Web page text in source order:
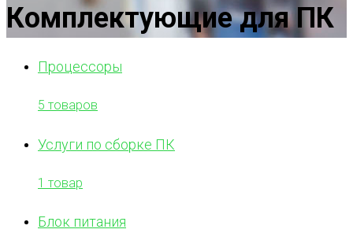
Комплектующие для ПК
Процессоры
5 товаров
Услуги по сборке ПК
1 товар
Блок питания